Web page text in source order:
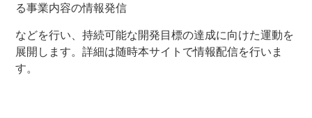
る事業内容の情報発信
などを行い、持続可能な開発目標の達成に向けた運動を
展開します。詳細は随時本サイトで情報配信を行いま
す。